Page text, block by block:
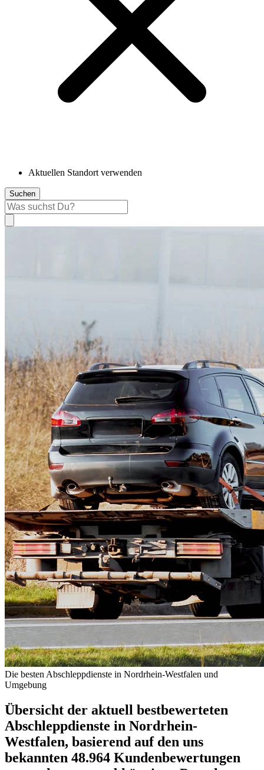
Aktuellen Standort verwenden
Suchen
Die besten Abschleppdienste in Nordrhein-Westfalen und
Umgebung
Übersicht der aktuell bestbewerteten
Abschleppdienste in Nordrhein-
Westfalen, basierend auf den uns
bekannten 48.964 Kundenbewertungen